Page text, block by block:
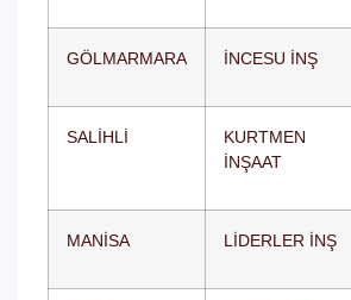
GÖLMARMARA İNCESU İNŞ
SALİHLİ
KURTMEN
İNŞAAT
MANİSA LİDERLER İNŞ